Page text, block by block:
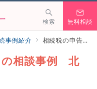
検索 無料相談
事例紹介 相続税の申告についての相談事例 北本市 A.T様（68歳）
の相談事例 北